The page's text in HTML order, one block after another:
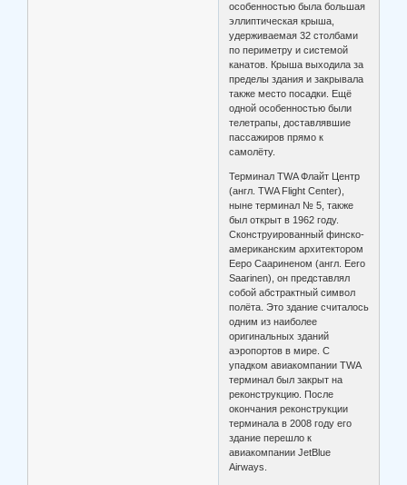
особенностью была большая
эллиптическая крыша,
удерживаемая 32 столбами
по периметру и системой
канатов. Крыша выходила за
пределы здания и закрывала
также место посадки. Ещё
одной особенностью были
телетрапы, доставлявшие
пассажиров прямо к
самолёту.
Терминал TWA Флайт Центр
(англ. TWA Flight Center),
ныне терминал № 5, также
был открыт в 1962 году.
Сконструированный финско-
американским архитектором
Ееро Саариненом (англ. Eero
Saarinen), он представлял
собой абстрактный символ
полёта. Это здание считалось
одним из наиболее
оригинальных зданий
аэропортов в мире. С
упадком авиакомпании TWA
терминал был закрыт на
реконструкцию. После
окончания реконструкции
терминала в 2008 году его
здание перешло к
авиакомпании JetBlue
Airways.